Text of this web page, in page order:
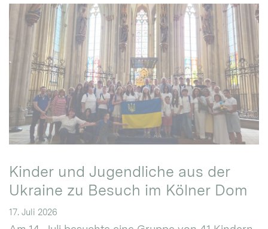
Kinder und Jugendliche aus der
Ukraine zu Besuch im Kölner Dom
17. Juli 2026